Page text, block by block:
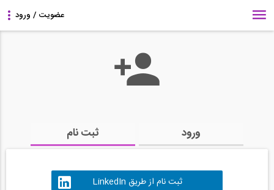
ورود ثبت نام
ثبت نام از طریق LinkedIn